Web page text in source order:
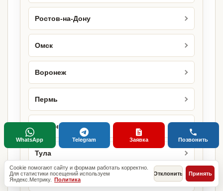
Ростов-на-Дону
Омск
Воронеж
Пермь
Тюмень
Тула
Ставрополь
Cookie помогают сайту и формам работать корректно.
Для статистики посещений используем
Яндекс.Метрику. Политика
Отклонить Принять
WhatsApp Telegram Заявка Позвонить